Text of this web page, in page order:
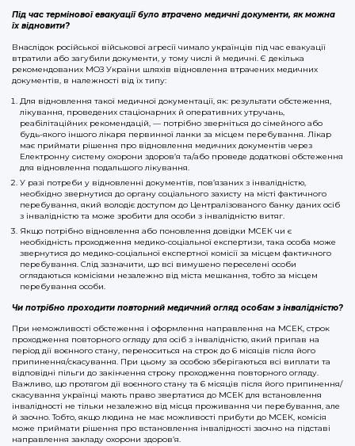
Під час термінової евакуації було втрачено медичні документи, як можна
їх відновити?
Внаслідок російської військової агресії чимало українців під час евакуації
втратили або загубили документи, у тому числі й медичні. Є декілька
рекомендованих МОЗ України шляхів відновлення втрачених медичних
документів, в належності від їх типу:
Для відновлення такої медичної документації, як: результати обстеження,
лікування, проведених стаціонарних й оперативних утручань,
реабілітаційних рекомендацій, — потрібно зверніться до сімейного або
будь-якого іншого лікаря первинної ланки за місцем перебування. Лікар
має приймати рішення про відновлення медичних документів через
Електронну систему охорони здоров’я та/або проведе додаткові обстеження
для відновлення подальшого лікування.
У разі потреби у відновленні документів, пов’язаних з інвалідністю,
необхідно звернутися до органу соціального захисту на місті фактичного
перебування, який володіє доступом до Централізованого банку даних осіб
з інвалідністю та може зробити для особи з інвалідністю витяг.
Якщо потрібно відновлення або поновлення довідки МСЕК чи є
необхідність проходження медико-соціальної експертизи, така особа може
звернутися до медико-соціальної експертної комісії за місцем фактичного
перебування. Слід зазначити, що всі вимушено переселені особи
оглядаються комісіями незалежно від міста мешкання, тобто за місцем
перебування особи.
Чи потрібно проходити повторний медичний огляд особам з інвалідністю?
При неможливості обстеження і оформлення направлення на МСЕК, строк
проходження повторного огляду для осіб з інвалідністю, який припав на
період дії воєнного стану, переноситься на строк до 6 місяців після його
припинення/скасування. При цьому за особою зберігаються всі виплати та
відповідні пільги до закінчення строку проходження повторного огляду.
Важливо, що протягом дії воєнного стану та 6 місяців після його припинення/
скасування українці мають право звертатися до МСЕК для встановлення
інвалідності не тільки незалежно від місця проживання чи перебування, але
й заочно. Тобто, якщо людина не має можливості прибути до МСЕК, комісія
може приймати рішення про встановлення інвалідності заочно на підставі
направлення закладу охорони здоров’я.